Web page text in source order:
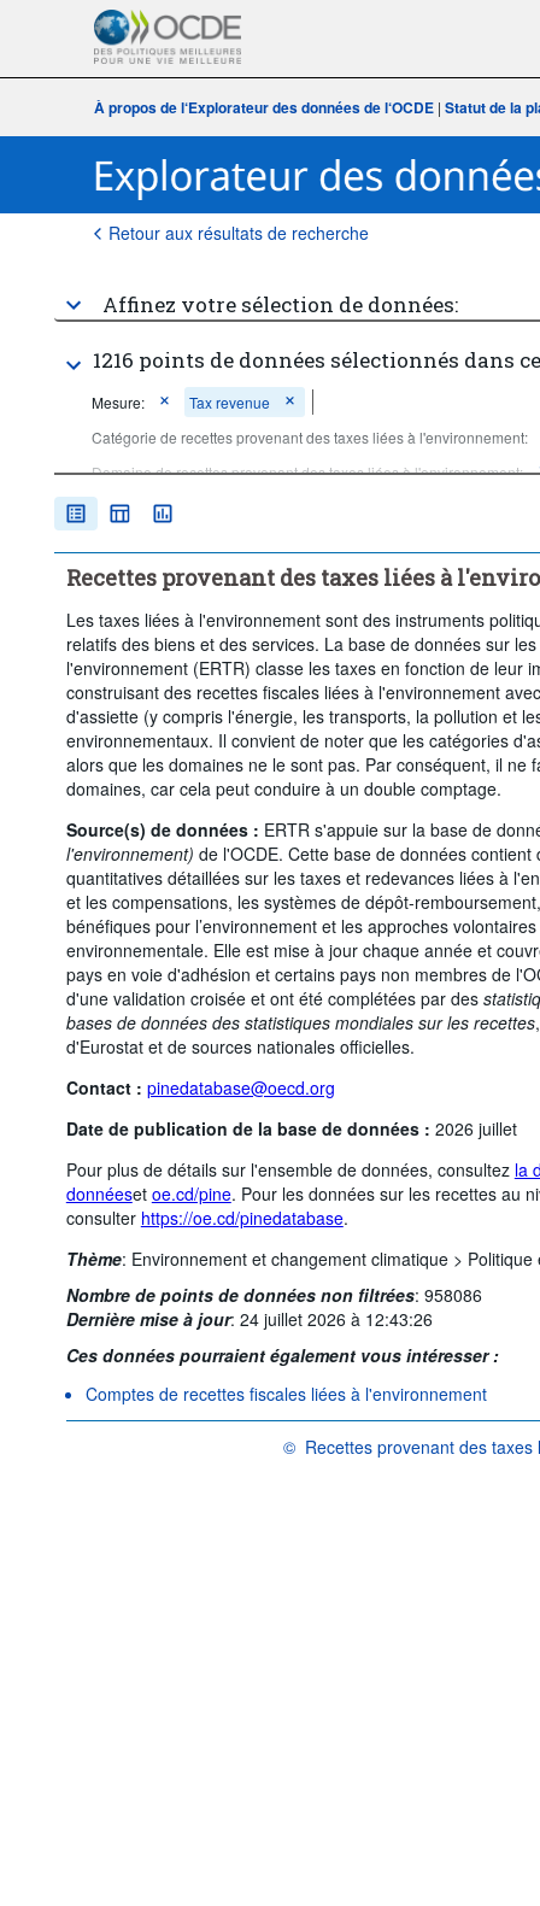
À propos de l‘Explorateur des données de l‘OCDE |Statut de la
Retour aux résultats de recherche
Affinez votre sélection de données:
1216 points de données sélectionnés dans
Mesure:
Tax revenue
Catégorie de recettes provenant des taxes liées à l'environnement:
Domaine de recettes provenant des taxes liées à l'environnement:
Unit of measure:
Recettes provenant des taxes liées à
Les taxes liées à l'environnement sont des instruments
relatifs des biens et des services. La base de données sur
l'environnement (ERTR) classe les taxes en fonction de leur
construisant des recettes fiscales liées à l'environnement
d'assiette (y compris l'énergie, les transports, la pollution et
environnementaux. Il convient de noter que les catégories
alors que les domaines ne le sont pas. Par conséquent, il ne
domaines, car cela peut conduire à un double comptage.
Source(s) de données : ERTR s'appuie sur la base de
l'environnement) de l'OCDE. Cette base de données
quantitatives détaillées sur les taxes et redevances liées à
et les compensations, les systèmes de dépôt-
bénéfiques pour l’environnement et les approches
environnementale. Elle est mise à jour chaque année et
pays en voie d'adhésion et certains pays non membres de
d'une validation croisée et ont été complétées par des
bases de données des statistiques mondiales sur les recettes
d'Eurostat et de sources nationales officielles.
Contact : pinedatabase@oecd.org
Date de publication de la base de données : 2026 juillet
Pour plus de détails sur l'ensemble de données, consultez la
donnéeset oe.cd/pine. Pour les données sur les recettes au
consulter https://oe.cd/pinedatabase.
Thème: Environnement et changement climatique > Politique
Nombre de points de données non filtrées: 958086
Dernière mise à jour: 24 juillet 2026 à 12:43:26
Ces données pourraient également vous intéresser :
Comptes de recettes fiscales liées à l'environnement
© Recettes provenant des